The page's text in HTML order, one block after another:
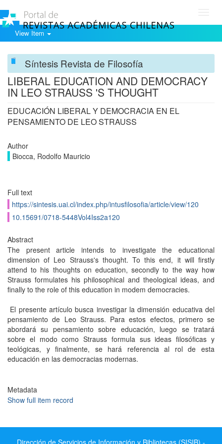
View Item
Síntesis Revista de Filosofía
LIBERAL EDUCATION AND DEMOCRACY
IN LEO STRAUSS 'S THOUGHT
EDUCACIÓN LIBERAL Y DEMOCRACIA EN EL
PENSAMIENTO DE LEO STRAUSS
Author
Biocca, Rodolfo Mauricio
Full text
https://sintesis.uai.cl/index.php/intusfilosofia/article/view/120
10.15691/0718-5448Vol4Iss2a120
Abstract
The present article intends to investigate the educational
dimension of Leo Strauss's thought. To this end, it will firstly
attend to his thoughts on education, secondly to the way how
Strauss formulates his philosophical and theological ideas, and
finally to the role of this education in modem democracies.
El presente artículo busca investigar la dimensión educativa del
pensamiento de Leo Strauss. Para estos efectos, primero se
abordará su pensamiento sobre educación, luego se tratará
sobre el modo como Strauss formula sus ideas filosóficas y
teológicas, y finalmente, se hará referencia al rol de esta
educación en las democracias modernas.
Metadata
Show full item record
Dirección de Servicios de Información y Bibliotecas (SISIB) -